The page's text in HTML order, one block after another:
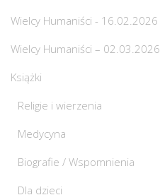
Wielcy Humaniści - 16.02.2026
Wielcy Humaniści – 02.03.2026
Książki
Religie i wierzenia
Medycyna
Biografie / Wspomnienia
Dla dzieci